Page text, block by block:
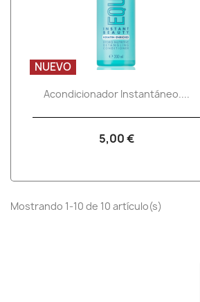
Acondicionador Instantáneo....
5,00 €
NUEVO
Mostrando 1-10 de 10 artículo(s)